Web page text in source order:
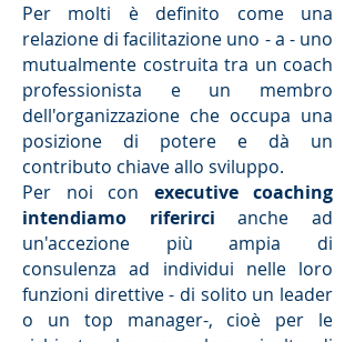
Per molti è definito come una
relazione di facilitazione uno - a - uno
mutualmente costruita tra un coach
professionista e un membro
dell'organizzazione che occupa una
posizione di potere e dà un
contributo chiave allo sviluppo.
Per noi con executive coaching
intendiamo riferircianche ad
un'accezione più ampia di
consulenza ad individui nelle loro
funzioni direttive - di solito un leader
o un top manager-, cioè per le